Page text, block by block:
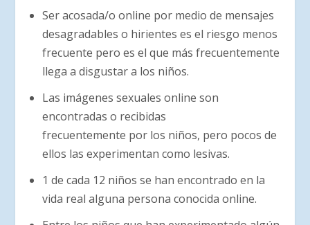
Ser acosada/o online por medio de mensajes
desagradables o hirientes es el riesgo menos
frecuente pero es el que más frecuentemente
llega a disgustar a los niños.
Las imágenes sexuales online son
encontradas o recibidas
frecuentemente por los niños, pero pocos de
ellos las experimentan como lesivas.
1 de cada 12 niños se han encontrado en la
vida real alguna persona conocida online.